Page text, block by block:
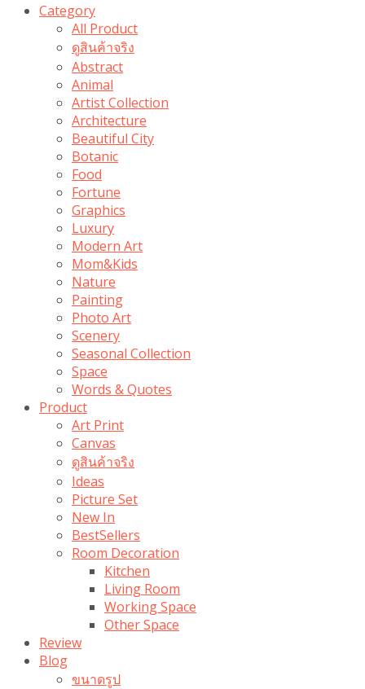
Category
All Product
ดูสินค้าจริง
Abstract
Animal
Artist Collection
Architecture
Beautiful City
Botanic
Food
Fortune
Graphics
Luxury
Modern Art
Mom&Kids
Nature
Painting
Photo Art
Scenery
Seasonal Collection
Space
Words & Quotes
Product
Art Print
Canvas
ดูสินค้าจริง
Ideas
Picture Set
New In
BestSellers
Room Decoration
Kitchen
Living Room
Working Space
Other Space
Review
Blog
ขนาดรูป